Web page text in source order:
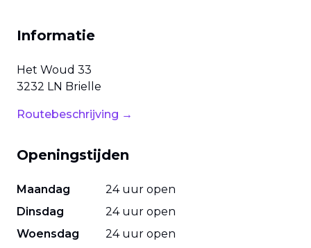
Informatie
Het Woud 33
3232 LN Brielle
Routebeschrijving →
Openingstijden
Maandag
24 uur open
Dinsdag
24 uur open
Woensdag
24 uur open